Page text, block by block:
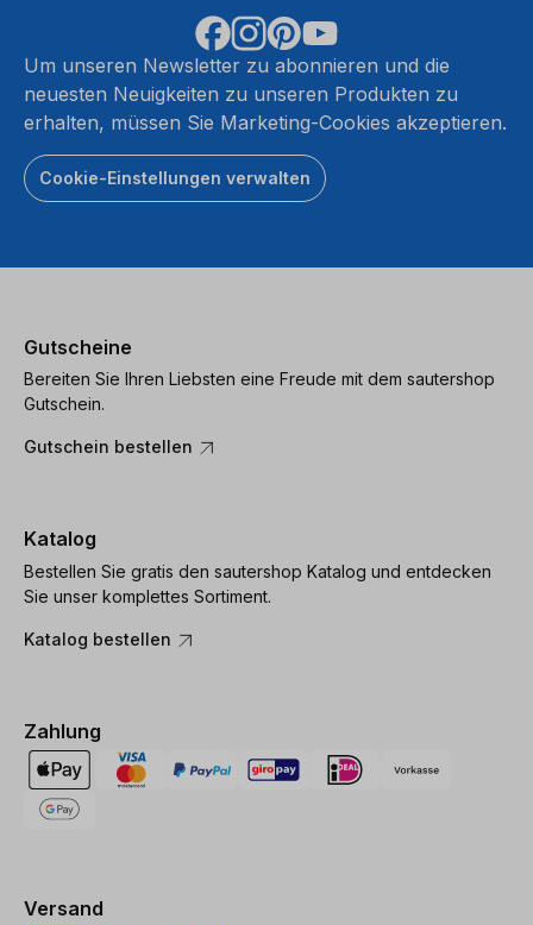
Um unseren Newsletter zu abonnieren und die
neuesten Neuigkeiten zu unseren Produkten zu
erhalten, müssen Sie Marketing-Cookies akzeptieren.
Cookie-Einstellungen verwalten
Gutscheine
Bereiten Sie Ihren Liebsten eine Freude mit dem sautershop
Gutschein.
Gutschein bestellen
Katalog
Bestellen Sie gratis den sautershop Katalog und entdecken
Sie unser komplettes Sortiment.
Katalog bestellen
Zahlung
Versand